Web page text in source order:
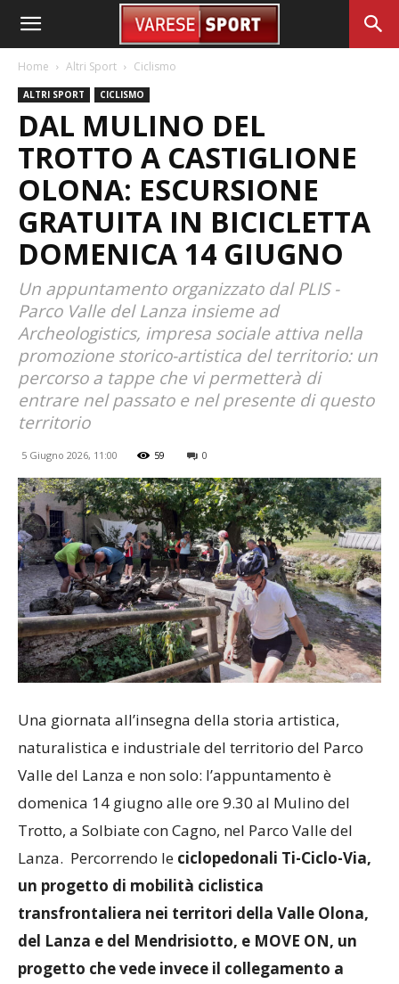
Home Altri Sport Ciclismo
ALTRI SPORT CICLISMO
DAL MULINO DEL
TROTTO A CASTIGLIONE
OLONA: ESCURSIONE
GRATUITA IN BICICLETTA
DOMENICA 14 GIUGNO
Un appuntamento organizzato dal PLIS -
Parco Valle del Lanza insieme ad
Archeologistics, impresa sociale attiva nella
promozione storico-artistica del territorio: un
percorso a tappe che vi permetterà di
entrare nel passato e nel presente di questo
territorio
5 Giugno 2026, 11:00 59 0
Una giornata all’insegna della storia artistica,
naturalistica e industriale del territorio del Parco
Valle del Lanza e non solo: l’appuntamento è
domenica 14 giugno alle ore 9.30 al Mulino del
Trotto, a Solbiate con Cagno, nel Parco Valle del
Lanza. Percorrendo le ciclopedonali Ti-Ciclo-Via,
un progetto di mobilità ciclistica
transfrontaliera nei territori della Valle Olona,
del Lanza e del Mendrisiotto, e MOVE ON, un
progetto che vede invece il collegamento a